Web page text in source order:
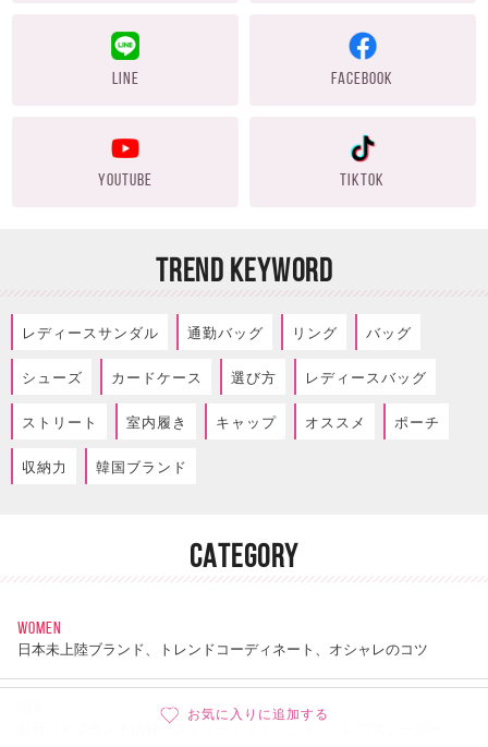
お気に入りに追加する
LINE FACEBOOK
YOUTUBE TIKTOK
TREND KEYWORD
レディースサンダル 通勤バッグ リング バッグ
シューズ カードケース 選び方 レディースバッグ
ストリート 室内履き キャップ オススメ ポーチ
収納力 韓国ブランド
CATEGORY
WOMEN
日本未上陸ブランド、トレンドコーディネート、オシャレのコツ